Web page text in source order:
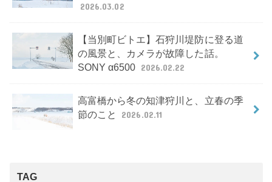
2026.03.02
【当別町ビトエ】石狩川堤防に登る道
の風景と、カメラが故障した話。
SONY α6500 2026.02.22
高富橋から冬の知津狩川と、立春の季
節のこと
2026.02.11
TAG